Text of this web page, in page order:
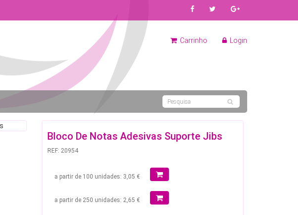
Carrinho Login
Bloco De Notas Adesivas Suporte Jibs
REF: 20954
a partir de 100 unidades: 3,05 €
a partir de 250 unidades: 2,65 €